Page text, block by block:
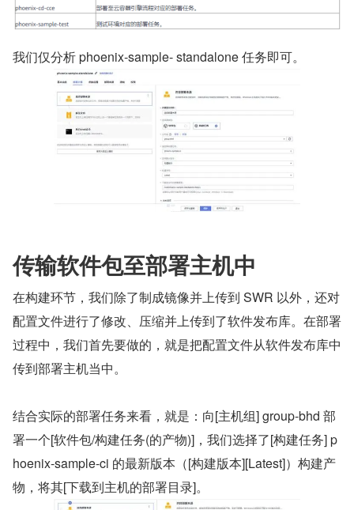
我们仅分析 phoenix-sample- standalone 任务即可。
传输软件包至部署主机中
在构建环节，我们除了制成镜像并上传到 SWR 以外，还对
配置文件进行了修改、压缩并上传到了软件发布库。在部署
过程中，我们首先要做的，就是把配置文件从软件发布库中
传到部署主机当中。
结合实际的部署任务来看，就是：向[主机组] group-bhd 部
署一个[软件包/构建任务(的产物)]，我们选择了[构建任务] p
hoenix-sample-ci 的最新版本（[构建版本][Latest]）构建产
物，将其[下载到主机的部署目录]。